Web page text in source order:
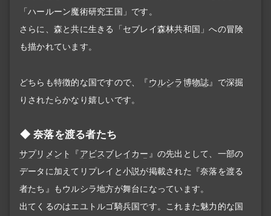
「ハールーン魔術研究王国」です。
さらに、森と共に生きる「セブレイ森林共和国」への冒険
も描かれています。
どちらも特徴的な国ですので、『ウルシラ博物誌』で深掘
りされたらかなり嬉しいです。
奈落を渡る者たち
サプリメント 『アビスブレイカー 』の先出として、一部の
データに加えてリプレイと小説が掲載された『奈落を渡る
者たち』もウルシラ地方が舞台になっています。
出てくるのはエユトルゴ騎兵国です。これまた魅力的な国